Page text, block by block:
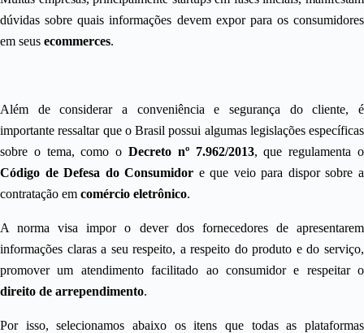
dúvidas sobre quais informações devem expor para os consumidores
em seus ecommerces.
Além de considerar a conveniência e segurança do cliente, é
importante ressaltar que o Brasil possui algumas legislações específicas
sobre o tema, como o Decreto nº 7.962/2013, que regulamenta o
Código de Defesa do Consumidor e que veio para dispor sobre a
contratação em comércio eletrônico.
A norma visa impor o dever dos fornecedores de apresentarem
informações claras a seu respeito, a respeito do produto e do serviço,
promover um atendimento facilitado ao consumidor e respeitar o
direito de arrependimento.
Por isso, selecionamos abaixo os itens que todas as plataformas